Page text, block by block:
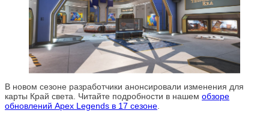
В новом сезоне разработчики анонсировали изменения для
карты Край света. Читайте подробности в нашем обзоре
обновлений Apex Legends в 17 сезоне